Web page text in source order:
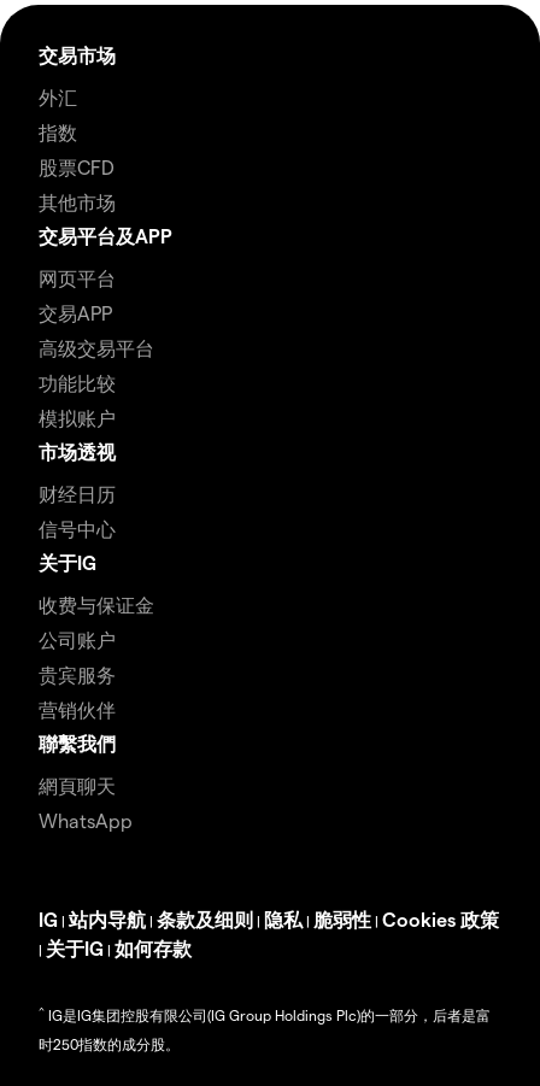
交易市场
外汇
指数
股票CFD
其他市场
交易平台及APP
网页平台
交易APP
高级交易平台
功能比较
模拟账户
市场透视
财经日历
信号中心
关于IG
收费与保证金
公司账户
贵宾服务
营销伙伴
聯繫我們
網頁聊天
WhatsApp
IG |站内导航 | 条款及细则 | 隐私 | 脆弱性 | Cookies 政策
| 关于IG | 如何存款
^ IG是IG集团控股有限公司(IG Group Holdings Plc)的一部分，后者是富
时250指数的成分股。